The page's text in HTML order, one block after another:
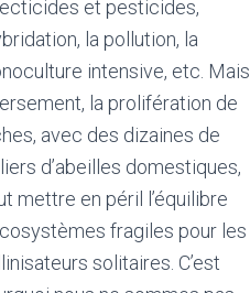
et pesticides,
la pollution, la
intensive, etc. Mais
la prolifération de
avec des dizaines de
d’abeilles domestiques,
mettre en péril l’équilibre
fragiles pour les
solitaires. C’est